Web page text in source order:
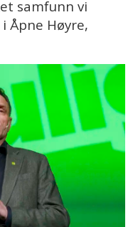
samfunn vi
Åpne Høyre,